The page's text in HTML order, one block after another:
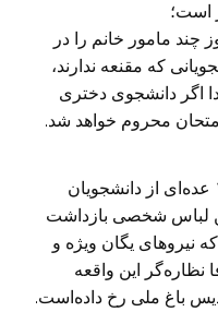
است؛
چند مامور خانم را در
که مقنعه ندارند،
اگر دانشجوی دختری
محروم خواهد شد.
امروز و در حول و حوش ساعت ۱۰ عده‌ای از دانشجویان
لباس شخصی بازداشت
نیروهای یگان ویژه و
این واقعه
باغ ملی رخ داده‌است.